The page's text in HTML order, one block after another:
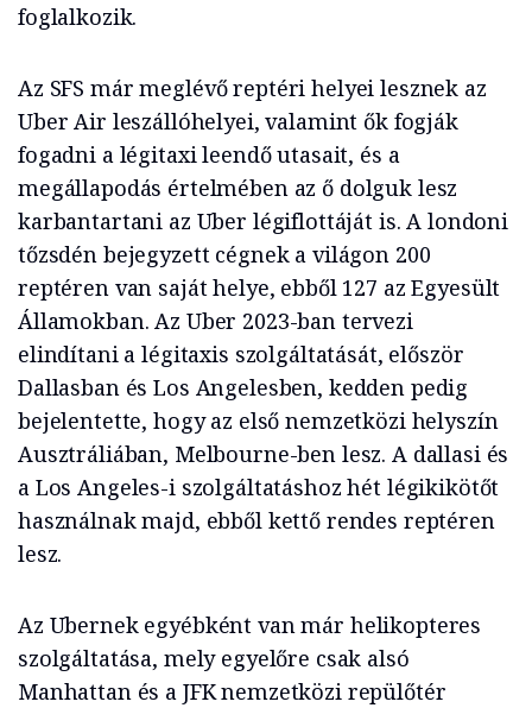
foglalkozik.
Az SFS már meglévő reptéri helyei lesznek az
Uber Air leszállóhelyei, valamint ők fogják
fogadni a légitaxi leendő utasait, és a
megállapodás értelmében az ő dolguk lesz
karbantartani az Uber légiflottáját is. A londoni
tőzsdén bejegyzett cégnek a világon 200
reptéren van saját helye, ebből 127 az Egyesült
Államokban. Az Uber 2023-ban tervezi
elindítani a légitaxis szolgáltatását, először
Dallasban és Los Angelesben, kedden pedig
bejelentette, hogy az első nemzetközi helyszín
Ausztráliában, Melbourne-ben lesz. A dallasi és
a Los Angeles-i szolgáltatáshoz hét légikikötőt
használnak majd, ebből kettő rendes reptéren
lesz.
Az Ubernek egyébként van már helikopteres
szolgáltatása, mely egyelőre csak alsó
Manhattan és a JFK nemzetközi repülőtér